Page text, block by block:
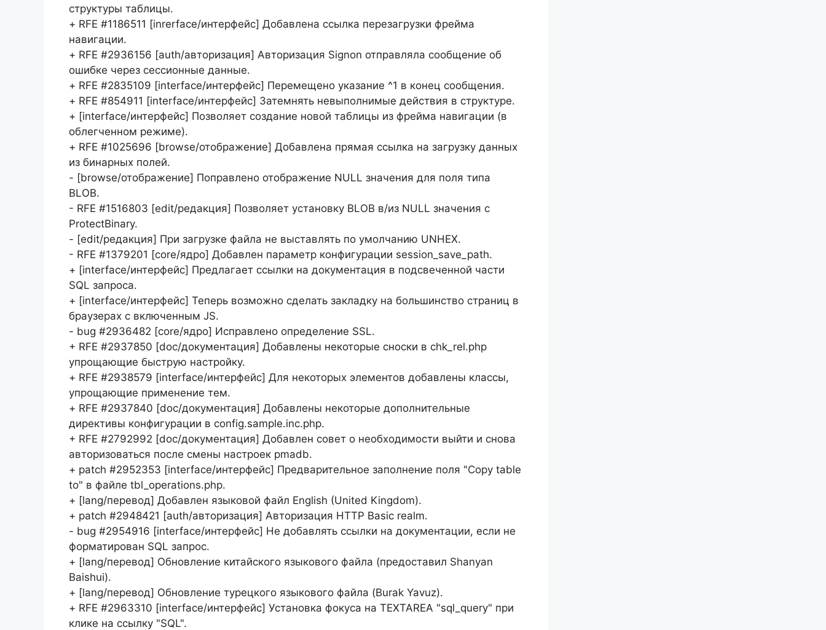
структуры таблицы.
+ RFE #1186511 [inrerface/интерфейс] Добавлена ссылка перезагрузки фрейма
навигации.
+ RFE #2936156 [auth/авторизация] Авторизация Signon отправляла сообщение об
ошибке через сессионные данные.
+ RFE #2835109 [interface/интерфейс] Перемещено указание ^1 в конец сообщения.
+ RFE #854911 [interface/интерфейс] Затемнять невыполнимые действия в структуре.
+ [interface/интерфейс] Позволяет создание новой таблицы из фрейма навигации (в
облегченном режиме).
+ RFE #1025696 [browse/отображение] Добавлена прямая ссылка на загрузку данных
из бинарных полей.
- [browse/отображение] Поправлено отображение NULL значения для поля типа
BLOB.
- RFE #1516803 [edit/редакция] Позволяет установку BLOB в/из NULL значения с
ProtectBinary.
- [edit/редакция] При загрузке файла не выставлять по умолчанию UNHEX.
- RFE #1379201 [core/ядро] Добавлен параметр конфигурации session_save_path.
+ [interface/интерфейс] Предлагает ссылки на документация в подсвеченной части
SQL запроса.
+ [interface/интерфейс] Теперь возможно сделать закладку на большинство страниц в
браузерах с включенным JS.
- bug #2936482 [core/ядро] Исправлено определение SSL.
+ RFE #2937850 [doc/документация] Добавлены некоторые сноски в chk_rel.php
упрощающие быструю настройку.
+ RFE #2938579 [interface/интерфейс] Для некоторых элементов добавлены классы,
упрощающие применение тем.
+ RFE #2937840 [doc/документация] Добавлены некоторые дополнительные
директивы конфигурации в config.sample.inc.php.
+ RFE #2792992 [doc/документация] Добавлен совет о необходимости выйти и снова
авторизоваться после смены настроек pmadb.
+ patch #2952353 [interface/интерфейс] Предварительное заполнение поля "Copy table
to" в файле tbl_operations.php.
+ [lang/перевод] Добавлен языковой файл English (United Kingdom).
+ patch #2948421 [auth/авторизация] Авторизация HTTP Basic realm.
- bug #2954916 [interface/интерфейс] Не добавлять ссылки на документации, если не
форматирован SQL запрос.
+ [lang/перевод] Обновление китайского языкового файла (предоставил Shanyan
Baishui).
+ [lang/перевод] Обновление турецкого языкового файла (Burak Yavuz).
+ RFE #2963310 [interface/интерфейс] Установка фокуса на TEXTAREA "sql_query" при
клике на ссылку "SQL".